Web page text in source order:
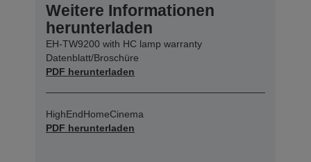
Weitere Informationen
herunterladen
EH-TW9200 with HC lamp warranty
Datenblatt/Broschüre
PDF herunterladen
HighEndHomeCinema
PDF herunterladen